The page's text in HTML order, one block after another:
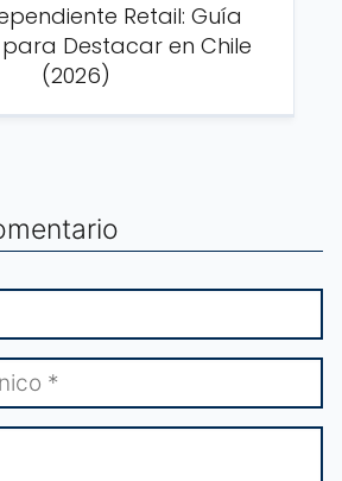
Retail: Guía
Destacar en Chile
(2026)